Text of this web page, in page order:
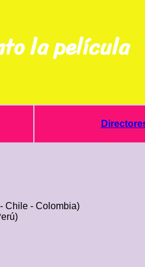
la película
Chile - Colombia)